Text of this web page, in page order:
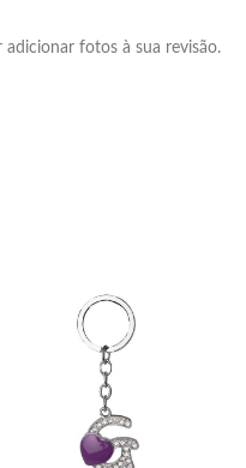
fotos à sua revisão.